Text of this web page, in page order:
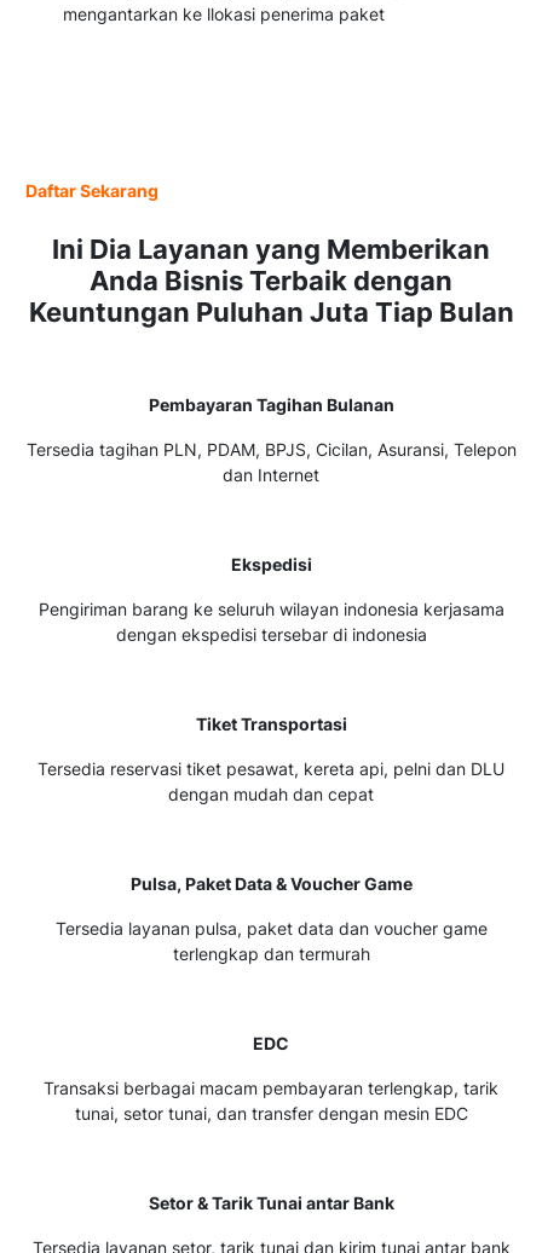
mengantarkan ke llokasi penerima paket
Daftar Sekarang
Ini Dia Layanan yang Memberikan
Anda Bisnis Terbaik dengan
Keuntungan Puluhan Juta Tiap Bulan
Pembayaran Tagihan Bulanan
Tersedia tagihan PLN, PDAM, BPJS, Cicilan, Asuransi, Telepon
dan Internet
Ekspedisi
Pengiriman barang ke seluruh wilayan indonesia kerjasama
dengan ekspedisi tersebar di indonesia
Tiket Transportasi
Tersedia reservasi tiket pesawat, kereta api, pelni dan DLU
dengan mudah dan cepat
Pulsa, Paket Data & Voucher Game
Tersedia layanan pulsa, paket data dan voucher game
terlengkap dan termurah
EDC
Transaksi berbagai macam pembayaran terlengkap, tarik
tunai, setor tunai, dan transfer dengan mesin EDC
Setor & Tarik Tunai antar Bank
Tersedia layanan setor, tarik tunai dan kirim tunai antar bank